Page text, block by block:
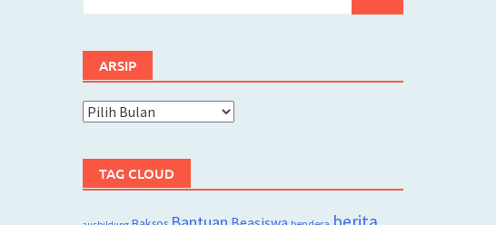
ARSIP
Arsip
TAG CLOUD